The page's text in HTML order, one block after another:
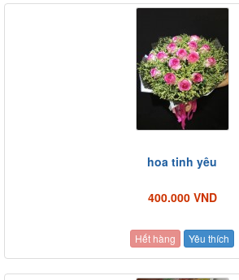
hoa tinh yêu
400.000 VND
Hết hàng Yêu thích